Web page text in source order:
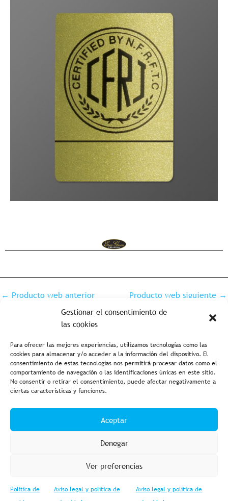
Gestionar el consentimiento de
las cookies
Para ofrecer las mejores experiencias, utilizamos tecnologías como las
cookies para almacenar y/o acceder a la información del dispositivo. El
consentimiento de estas tecnologías nos permitirá procesar datos como el
comportamiento de navegación o las identificaciones únicas en este sitio.
No consentir o retirar el consentimiento, puede afectar negativamente a
ciertas características y funciones.
Aceptar
Denegar
Ver preferencias
Política de
Aviso legal y política de
Aviso legal y política de
← Producto web anterior Producto web siguiente →
Aviso legal y política de privacidad Política de cookies
Condiciones de compra Accesibilidad